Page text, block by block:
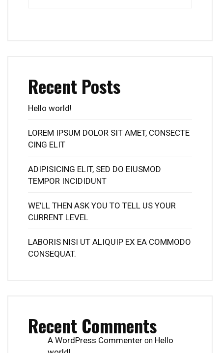
Recent Posts
Hello world!
LOREM IPSUM DOLOR SIT AMET, CONSECTE
CING ELIT
ADIPISICING ELIT, SED DO EIUSMOD
TEMPOR INCIDIDUNT
WE’LL THEN ASK YOU TO TELL US YOUR
CURRENT LEVEL
LABORIS NISI UT ALIQUIP EX EA COMMODO
CONSEQUAT.
Recent Comments
A WordPress Commenter on Hello